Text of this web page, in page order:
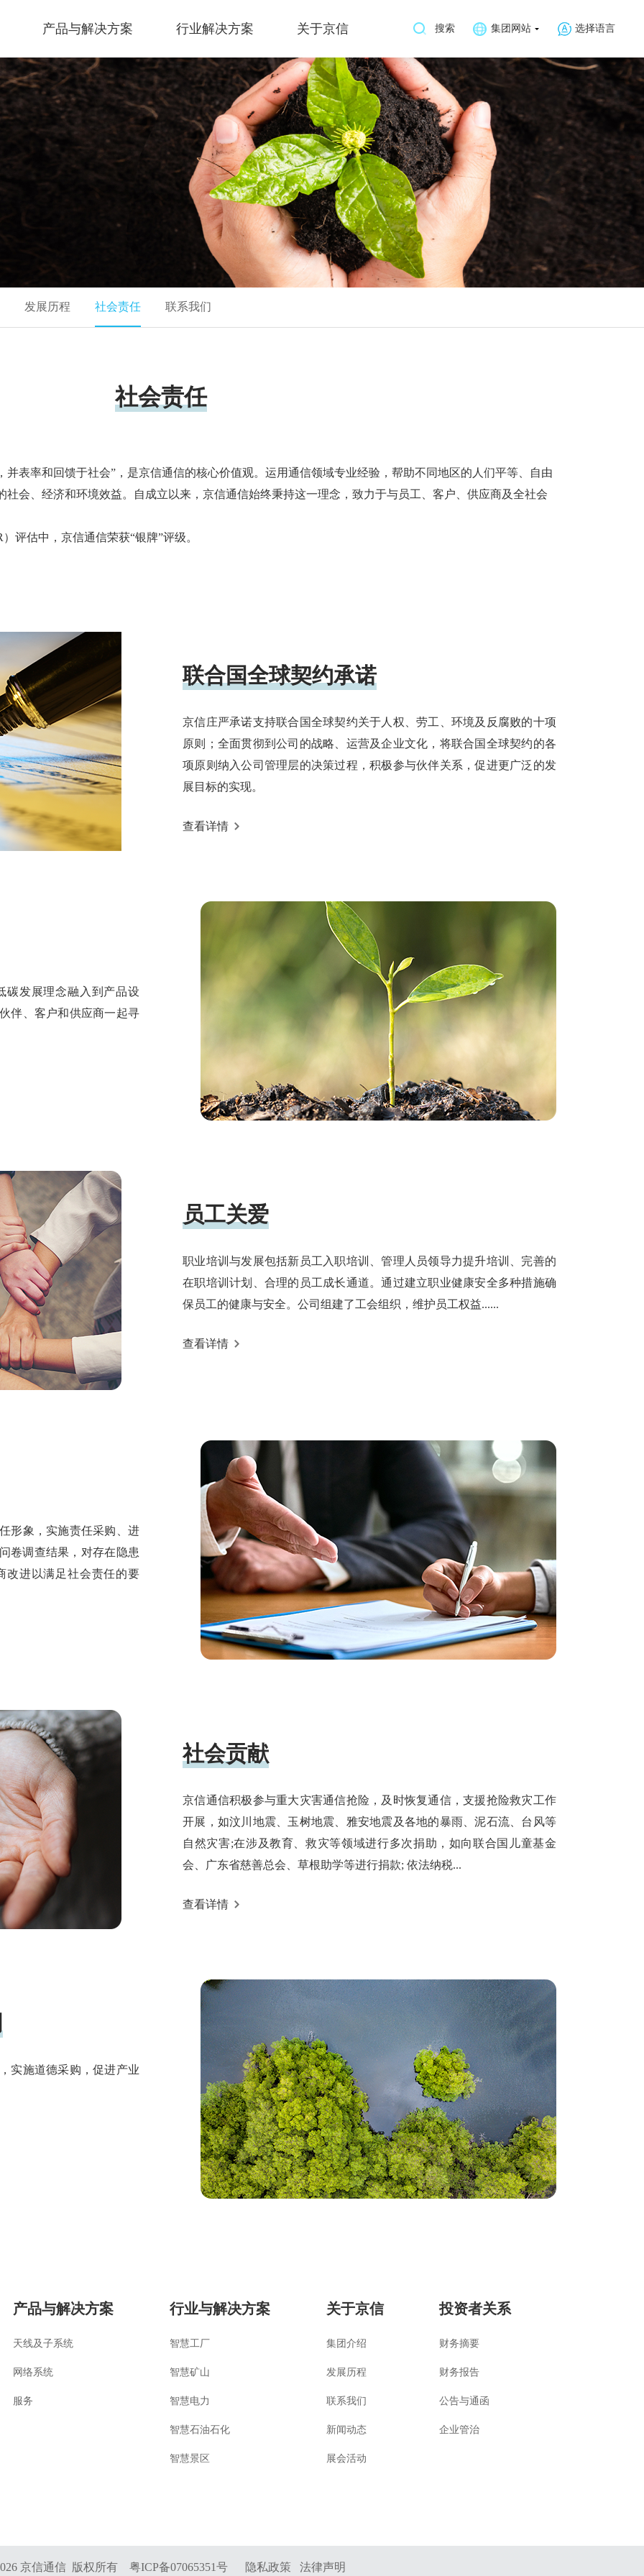
产品与解决方案 行业解决方案 关于京信 搜索 集团网站 选择语言
发展历程 社会责任 联系我们
社会责任
表率和回馈于社会”，是京信通信的核心价值观。运用通信领域专业经验，帮助不同地区的人们平等、自由
会、经济和环境效益。自成立以来，京信通信始终秉持这一理念，致力于与员工、客户、供应商及全社会
评估中，京信通信荣获“银牌”评级。
联合国全球契约承诺
京信庄严承诺支持联合国全球契约关于人权、劳工、环境及反腐败的十项
原则；全面贯彻到公司的战略、运营及企业文化，将联合国全球契约的各
项原则纳入公司管理层的决策过程，积极参与伙伴关系，促进更广泛的发
展目标的实现。
查看详情
碳发展理念融入到产品设
伴、客户和供应商一起寻
员工关爱
职业培训与发展包括新员工入职培训、管理人员领导力提升培训、完善的
在职培训计划、合理的员工成长通道。通过建立职业健康安全多种措施确
保员工的健康与安全。公司组建了工会组织，维护员工权益......
查看详情
形象，实施责任采购、进
卷调查结果，对存在隐患
改进以满足社会责任的要
社会贡献
京信通信积极参与重大灾害通信抢险，及时恢复通信，支援抢险救灾工作
开展，如汶川地震、玉树地震、雅安地震及各地的暴雨、泥石流、台风等
自然灾害;在涉及教育、救灾等领域进行多次捐助，如向联合国儿童基金
会、广东省慈善总会、草根助学等进行捐款; 依法纳税...
查看详情
实施道德采购，促进产业
产品与解决方案
天线及子系统
网络系统
服务
行业与解决方案
智慧工厂
智慧矿山
智慧电力
智慧石油石化
智慧景区
关于京信
集团介绍
发展历程
联系我们
新闻动态
展会活动
投资者关系
财务摘要
财务报告
公告与通函
企业管治
京信通信 版权所有 粤ICP备07065351号 隐私政策 法律声明